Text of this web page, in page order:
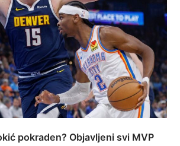
pokraden? Objavljeni svi MVP